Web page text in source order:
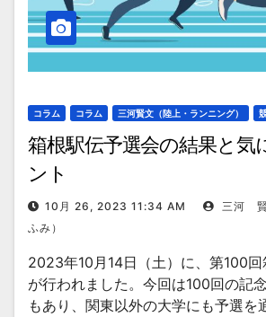
コラム コラム 三河賢文（陸上・ランニング）
箱根駅伝予選会の結果と気
ント
10月 26, 2023 11:34 AM
三河
ふみ）
2023年10月14日（土）に、第100
が行われました。今回は100回の記
もあり、関東以外の大学にも予選を